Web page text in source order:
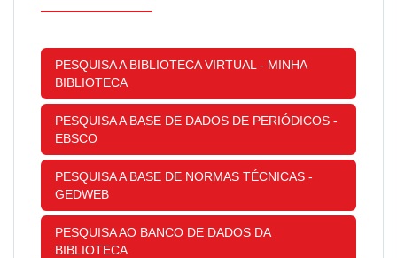
PESQUISA A BIBLIOTECA VIRTUAL - MINHA
BIBLIOTECA
PESQUISA A BASE DE DADOS DE PERIÓDICOS -
EBSCO
PESQUISA A BASE DE NORMAS TÉCNICAS -
GEDWEB
PESQUISA AO BANCO DE DADOS DA
BIBLIOTECA